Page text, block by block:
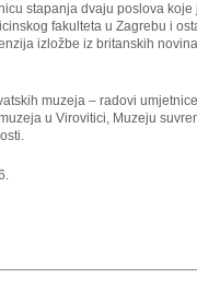
stapanja dvaju poslova
fakulteta u Zagrebu i
izložbe iz britanskih
muzeja – radovi
u Virovitici, Muzeju